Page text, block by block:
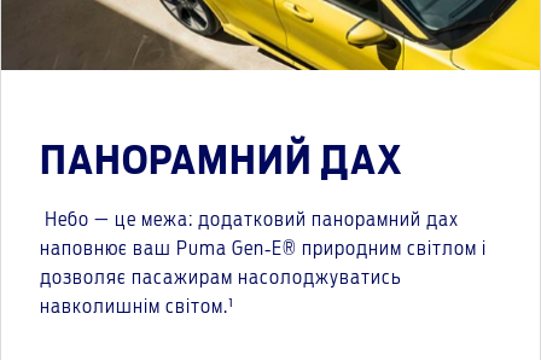
ПАНОРАМНИЙ ДАХ
Небо — це межа: додатковий панорамний дах
наповнює ваш Puma Gen‑E® природним світлом і
дозволяє пасажирам насолоджуватись
навколишнім світом.¹